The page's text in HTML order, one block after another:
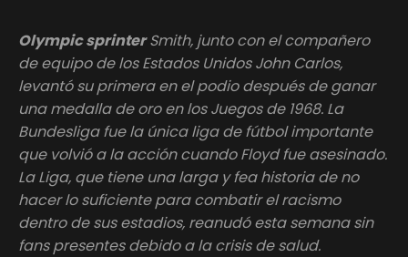
Olympic sprinterSmith, junto con el compañero
de equipo de los Estados Unidos John Carlos,
levantó su primera en el podio después de ganar
una medalla de oro en los Juegos de 1968. La
Bundesliga fue la única liga de fútbol importante
que volvió a la acción cuando Floyd fue asesinado.
La Liga, que tiene una larga y fea historia de no
hacer lo suficiente para combatir el racismo
dentro de sus estadios, reanudó esta semana sin
fans presentes debido a la crisis de salud.